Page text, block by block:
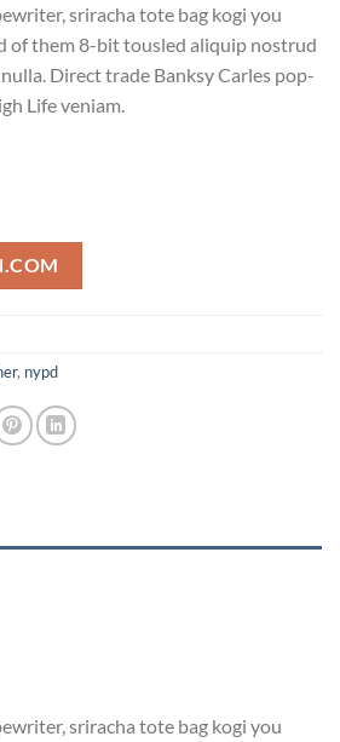
sriracha tote bag kogi you
of them 8-bit tousled aliquip nostrud
Direct trade Banksy Carles pop-
Life veniam.
, nypd
sriracha tote bag kogi you